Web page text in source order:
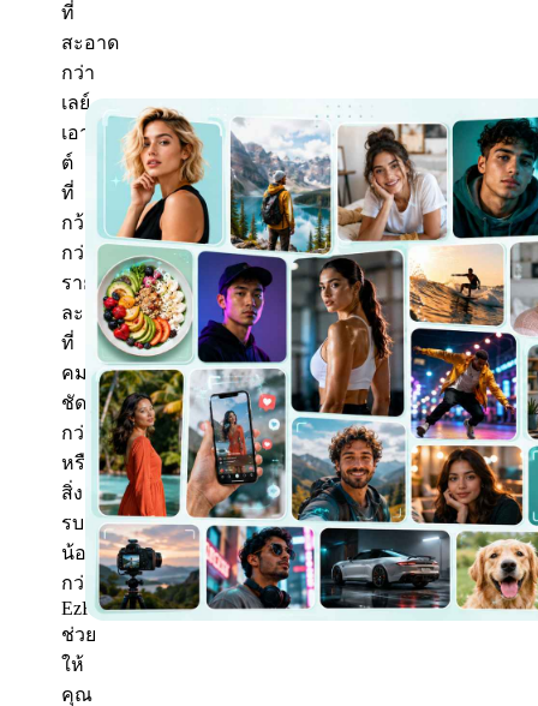
ที่
สะอาด
กว่า
เลย์
เอา
ต์
ที่
กว้าง
กว่า
ราย
ละเอียด
ที่
คม
ชัด
กว่า
หรือ
สิ่ง
รบกวน
น้อย
กว่า
EzRemove
ช่วย
ให้
คุณ